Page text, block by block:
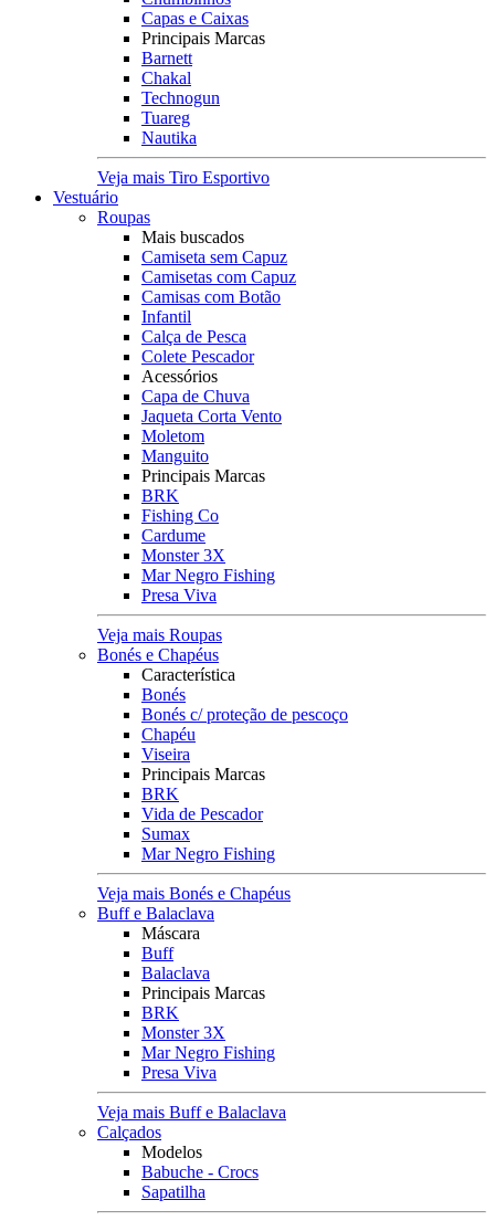
Capas e Caixas
Principais Marcas
Barnett
Chakal
Technogun
Tuareg
Nautika
Veja mais Tiro Esportivo
Vestuário
Roupas
Mais buscados
Camiseta sem Capuz
Camisetas com Capuz
Camisas com Botão
Infantil
Calça de Pesca
Colete Pescador
Acessórios
Capa de Chuva
Jaqueta Corta Vento
Moletom
Manguito
Principais Marcas
BRK
Fishing Co
Cardume
Monster 3X
Mar Negro Fishing
Presa Viva
Veja mais Roupas
Bonés e Chapéus
Característica
Bonés
Bonés c/ proteção de pescoço
Chapéu
Viseira
Principais Marcas
BRK
Vida de Pescador
Sumax
Mar Negro Fishing
Veja mais Bonés e Chapéus
Buff e Balaclava
Máscara
Buff
Balaclava
Principais Marcas
BRK
Monster 3X
Mar Negro Fishing
Presa Viva
Veja mais Buff e Balaclava
Calçados
Modelos
Babuche - Crocs
Sapatilha